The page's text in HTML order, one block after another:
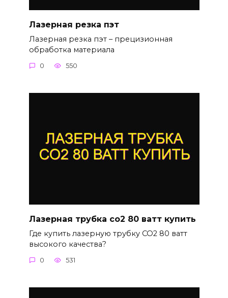
Лазерная резка пэт
Лазерная резка пэт – прецизионная
обработка материала
0 550
Лазерная трубка со2 80 ватт купить
Где купить лазерную трубку CO2 80 ватт
высокого качества?
0 531